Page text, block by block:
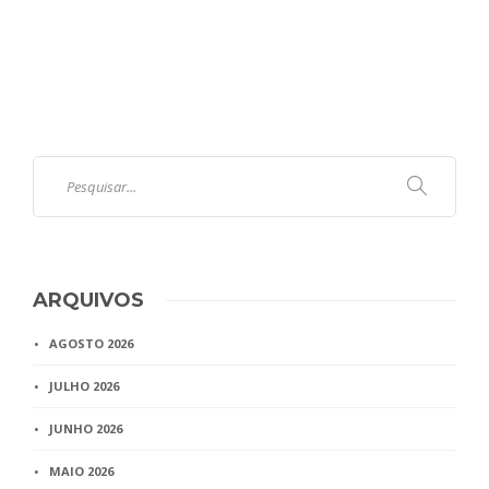
ARQUIVOS
AGOSTO 2026
JULHO 2026
JUNHO 2026
MAIO 2026